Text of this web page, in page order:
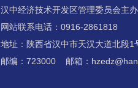
汉中经济技术开发区管理委员会主办
网站联系电话：0916-2861818
地址：陕西省汉中市天汉大道北段1
邮编：723000 邮箱：